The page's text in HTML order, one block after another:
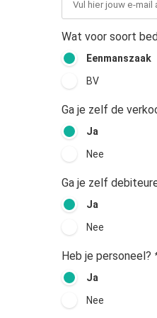
Wat voor soort
Eenmanszaak
BV
Ga je zelf de
Ja
Nee
Ga je zelf
Ja
Nee
Heb je personeel?
Ja
Nee